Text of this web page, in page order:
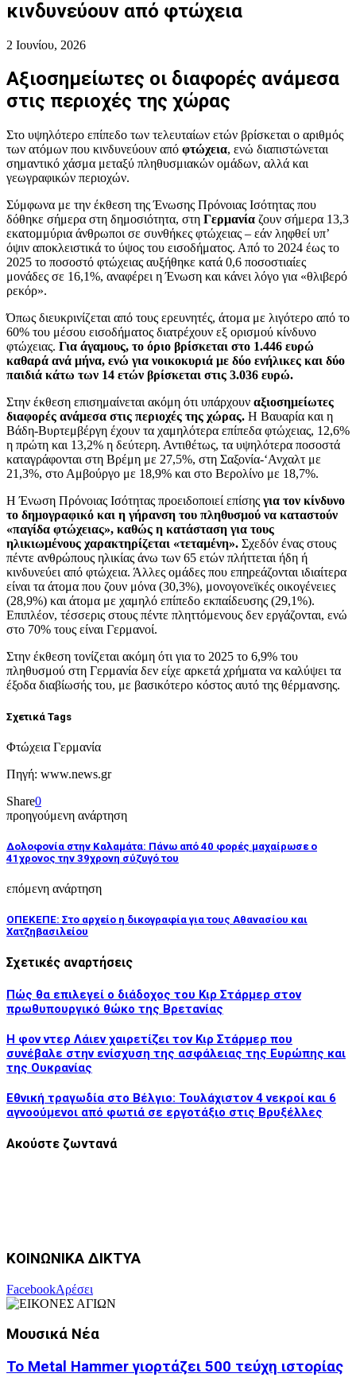
κινδυνεύουν από φτώχεια
2 Ιουνίου, 2026
Αξιοσημείωτες οι διαφορές ανάμεσα
στις περιοχές της χώρας
Στο υψηλότερο επίπεδο των τελευταίων ετών βρίσκεται ο αριθμός
των ατόμων που κινδυνεύουν από φτώχεια, ενώ διαπιστώνεται
σημαντικό χάσμα μεταξύ πληθυσμιακών ομάδων, αλλά και
γεωγραφικών περιοχών.
Σύμφωνα με την έκθεση της Ένωσης Πρόνοιας Ισότητας που
δόθηκε σήμερα στη δημοσιότητα, στη Γερμανία ζουν σήμερα 13,3
εκατομμύρια άνθρωποι σε συνθήκες φτώχειας – εάν ληφθεί υπ’
όψιν αποκλειστικά το ύψος του εισοδήματος. Από το 2024 έως το
2025 το ποσοστό φτώχειας αυξήθηκε κατά 0,6 ποσοστιαίες
μονάδες σε 16,1%, αναφέρει η Ένωση και κάνει λόγο για «θλιβερό
ρεκόρ».
Όπως διευκρινίζεται από τους ερευνητές, άτομα με λιγότερο από το
60% του μέσου εισοδήματος διατρέχουν εξ ορισμού κίνδυνο
φτώχειας. Για άγαμους, το όριο βρίσκεται στο 1.446 ευρώ
καθαρά ανά μήνα, ενώ για νοικοκυριά με δύο ενήλικες και δύο
παιδιά κάτω των 14 ετών βρίσκεται στις 3.036 ευρώ.
Στην έκθεση επισημαίνεται ακόμη ότι υπάρχουν αξιοσημείωτες
διαφορές ανάμεσα στις περιοχές της χώρας. Η Βαυαρία και η
Βάδη-Βυρτεμβέργη έχουν τα χαμηλότερα επίπεδα φτώχειας, 12,6%
η πρώτη και 13,2% η δεύτερη. Αντιθέτως, τα υψηλότερα ποσοστά
καταγράφονται στη Βρέμη με 27,5%, στη Σαξονία-‘Ανχαλτ με
21,3%, στο Αμβούργο με 18,9% και στο Βερολίνο με 18,7%.
Η Ένωση Πρόνοιας Ισότητας προειδοποιεί επίσης για τον κίνδυνο
το δημογραφικό και η γήρανση του πληθυσμού να καταστούν
«παγίδα φτώχειας», καθώς η κατάσταση για τους
ηλικιωμένους χαρακτηρίζεται «τεταμένη». Σχεδόν ένας στους
πέντε ανθρώπους ηλικίας άνω των 65 ετών πλήττεται ήδη ή
κινδυνεύει από φτώχεια. Άλλες ομάδες που επηρεάζονται ιδιαίτερα
είναι τα άτομα που ζουν μόνα (30,3%), μονογονεϊκές οικογένειες
(28,9%) και άτομα με χαμηλό επίπεδο εκπαίδευσης (29,1%).
Επιπλέον, τέσσερις στους πέντε πληττόμενους δεν εργάζονται, ενώ
στο 70% τους είναι Γερμανοί.
Στην έκθεση τονίζεται ακόμη ότι για το 2025 το 6,9% του
πληθυσμού στη Γερμανία δεν είχε αρκετά χρήματα να καλύψει τα
έξοδα διαβίωσής του, με βασικότερο κόστος αυτό της θέρμανσης.
Σχετικά Tags
Φτώχεια Γερμανία
Πηγή: www.news.gr
Share0
προηγούμενη ανάρτηση
Δολοφονία στην Καλαμάτα: Πάνω από 40 φορές μαχαίρωσε ο
41χρονος την 39χρονη σύζυγό του
επόμενη ανάρτηση
ΟΠΕΚΕΠΕ: Στο αρχείο η δικογραφία για τους Αθανασίου και
Χατζηβασιλείου
Σχετικές αναρτήσεις
Πώς θα επιλεγεί ο διάδοχος του Κιρ Στάρμερ στον
πρωθυπουργικό θώκο της Βρετανίας
Η φον ντερ Λάιεν χαιρετίζει τον Κιρ Στάρμερ που
συνέβαλε στην ενίσχυση της ασφάλειας της Ευρώπης και
της Ουκρανίας
Εθνική τραγωδία στο Βέλγιο: Τουλάχιστον 4 νεκροί και 6
αγνοούμενοι από φωτιά σε εργοτάξιο στις Βρυξέλλες
Ακούστε ζωντανά
ΚΟΙΝΩΝΙΚΑ ΔΙΚΤΥΑ
FacebookΑρέσει
Μουσικά Νέα
Το Metal Hammer γιορτάζει 500 τεύχη ιστορίας